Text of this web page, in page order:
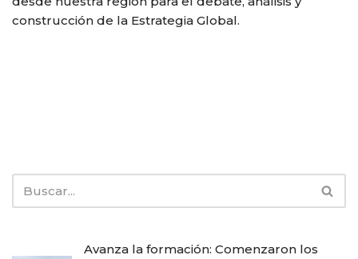
construcción de la Estrategia Global.
Avanza la formación: Comenzaron los